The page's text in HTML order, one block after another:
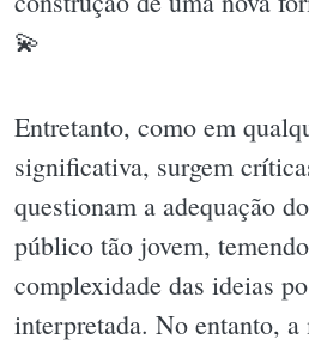
💫
Entretanto, como em
significativa, surgem
questionam a adequação
público tão jovem,
complexidade das ideias
interpretada. No entanto, a